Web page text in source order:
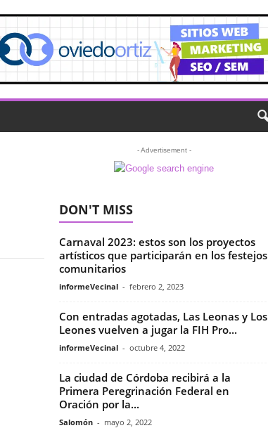
- Advertisement -
DON'T MISS
Carnaval 2023: estos son los proyectos
artísticos que participarán en los festejos
comunitarios
informeVecinal - febrero 2, 2023
Con entradas agotadas, Las Leonas y Los
Leones vuelven a jugar la FIH Pro...
informeVecinal - octubre 4, 2022
La ciudad de Córdoba recibirá a la
Primera Peregrinación Federal en
Oración por la...
Salomón - mayo 2, 2022